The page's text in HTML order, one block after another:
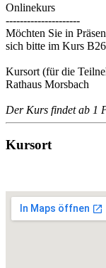
Onlinekurs
---------------------
Möchten Sie in
sich bitte im Kurs
Kursort (für die
Rathaus Morsbach
Der Kurs findet ab 1
Kursort